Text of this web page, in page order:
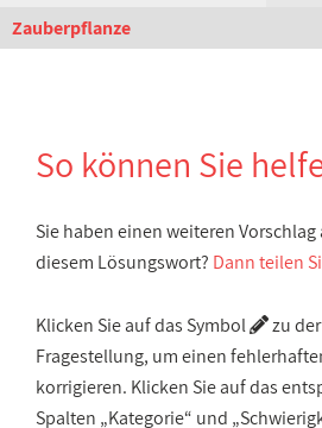
Zauberpflanze
So können Sie
Sie haben einen weiteren
diesem Lösungswort? Dann teilen
Klicken Sie auf das Symbol
zu
Fragestellung, um einen
korrigieren. Klicken Sie auf das
Spalten „Kategorie“ und